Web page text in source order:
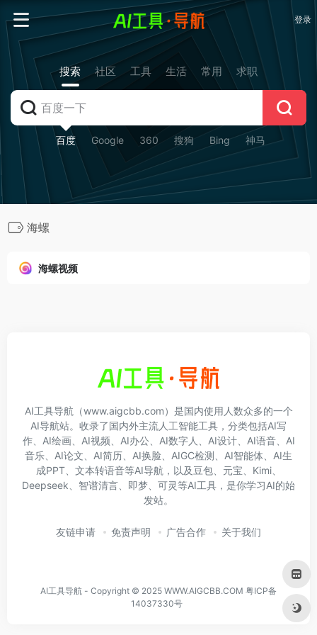
登录
搜索 社区 工具 生活 常用 求职
百度 Google 360 搜狗 Bing 神马
海螺
海螺视频
AI工具导航（www.aigcbb.com）是国内使用人数众多的一个
AI导航站。收录了国内外主流人工智能工具，分类包括AI写
作、AI绘画、AI视频、AI办公、AI数字人、AI设计、AI语音、AI
音乐、AI论文、AI简历、AI换脸、AIGC检测、AI智能体、AI生
成PPT、文本转语音等AI导航，以及豆包、元宝、Kimi、
Deepseek、智谱清言、即梦、可灵等AI工具，是你学习AI的始
发站。
友链申请 免责声明 广告合作 关于我们
AI工具导航 - Copyright © 2025 WWW.AIGCBB.COM 粤ICP备
14037330号